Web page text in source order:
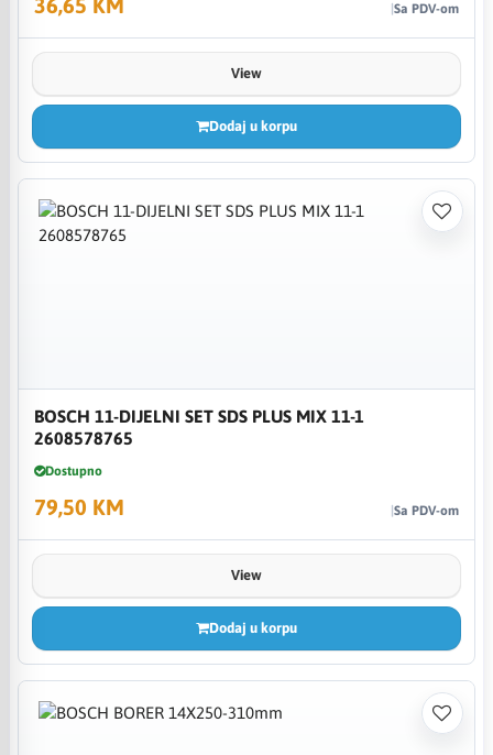
Sa PDV-om
View
Dodaj u korpu
BOSCH 11-DIJELNI SET SDS PLUS MIX 11-1
2608578765
Dostupno
79,50 KM Sa PDV-om
View
Dodaj u korpu